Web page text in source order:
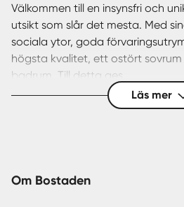
Välkommen till en insynsfri och
utsikt som slår det mesta. Med
sociala ytor, goda
högsta kvalitet, ett ostört
badrum. Till detta ges
en väl tilltagen terrass som med
högst upp gör den helt oslagbar.
Läs mer
Om Bostaden